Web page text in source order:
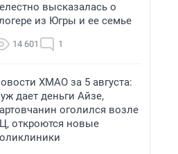
высказалась о
из Югры и ее семье
14 601 1
ХМАО за 5 августа:
дает деньги Айзе,
оголился возле
откроются новые